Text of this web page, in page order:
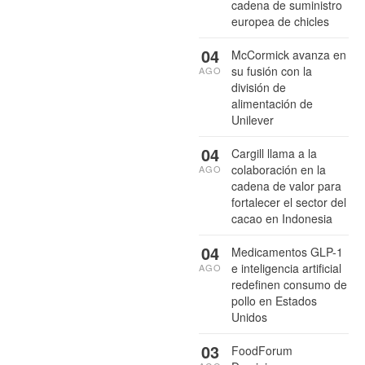
cadena de suministro
europea de chicles
McCormick avanza en
su fusión con la
división de
alimentación de
Unilever
04
AGO
Cargill llama a la
colaboración en la
cadena de valor para
fortalecer el sector del
cacao en Indonesia
04
AGO
Medicamentos GLP-1
e inteligencia artificial
redefinen consumo de
pollo en Estados
Unidos
04
AGO
FoodForum
03